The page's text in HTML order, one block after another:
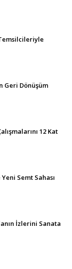
Geri Dönüşüm
12 Kat
Semt Sahası
İzlerini Sanata